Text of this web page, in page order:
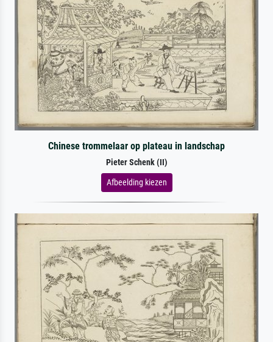
Chinese trommelaar op plateau in landschap
Pieter Schenk (II)
Afbeelding kiezen